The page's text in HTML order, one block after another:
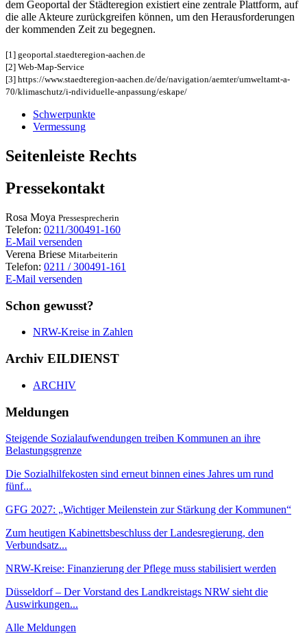
dem Geoportal der Städteregion existiert eine zentrale Plattform, auf
die alle Akteure zurückgreifen können, um den Herausforderungen
der kommenden Zeit zu begegnen.
[1] geoportal.staedteregion-aachen.de
[2] Web-Map-Service
[3] https://www.staedteregion-aachen.de/de/navigation/aemter/umweltamt-a-
70/klimaschutz/i-ndividuelle-anpassung/eskape/
Schwerpunkte
Vermessung
Seitenleiste Rechts
Pressekontakt
Rosa Moya Pressesprecherin
Telefon: 0211/300491-160
E-Mail versenden
Verena Briese Mitarbeiterin
Telefon: 0211 / 300491-161
E-Mail versenden
Schon gewusst?
NRW-Kreise in Zahlen
Archiv EILDIENST
ARCHIV
Meldungen
Steigende Sozialaufwendungen treiben Kommunen an ihre
Belastungsgrenze
Die Sozialhilfekosten sind erneut binnen eines Jahres um rund
fünf...
GFG 2027: „Wichtiger Meilenstein zur Stärkung der Kommunen“
Zum heutigen Kabinettsbeschluss der Landesregierung, den
Verbundsatz...
NRW-Kreise: Finanzierung der Pflege muss stabilisiert werden
Düsseldorf – Der Vorstand des Landkreistags NRW sieht die
Auswirkungen...
Alle Meldungen